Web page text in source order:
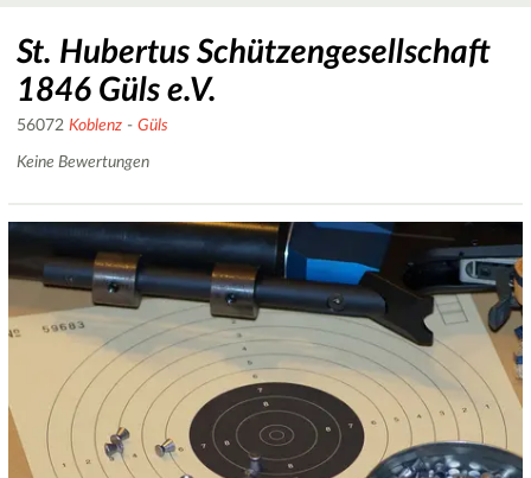
St. Hubertus Schützengesellschaft
1846 Güls e.V.
56072 Koblenz - Güls
Keine Bewertungen